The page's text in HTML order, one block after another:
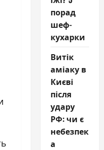
порад
шеф-
кухарки
Витік
аміаку в
Києві
після
удару
РФ: чи є
небезпек
а